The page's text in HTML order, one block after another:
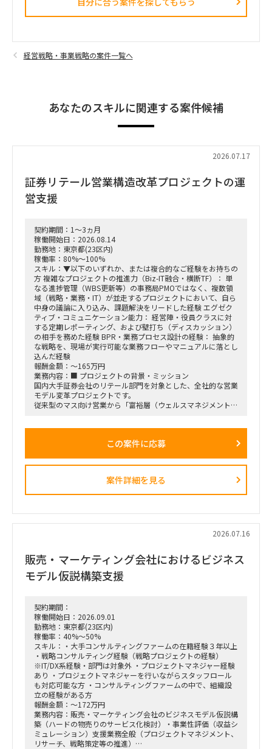
経営戦略・事業戦略の案件一覧へ
あなたのスキルに関連する案件候補
2026.07.17
証券リテール営業構造改革プロジェクトの運
営支援
契約期間：1～3ヵ月
稼働開始日：2026.08.14
勤務地：東京都(23区内)
稼働率：80%～100%
スキル：▼以下のいずれか、または複合的なご経験をお持ちの
方 複雑なプロジェクトの推進力（Biz-IT融合・横断TF）： 単
なる進捗管理（WBS更新等）の事務局PMOではなく、複数領
域（戦略・業務・IT）が並走するプロジェクトにおいて、自ら
中身の議論に入り込み、課題解決をリードした経験 エグゼク
ティブ・コミュニケーション能力： 経営陣・役員クラスに対
する定期レポーティング、および壁打ち（ディスカッション）
の相手を務めた経験 BPR・業務プロセス設計の経験： 抽象的
な戦略を、現場が実行可能な業務フローやマニュアルに落とし
込んだ経験
報酬金額：～165万円
業務内容：■ プロジェクトの背景・ミッション
国内大手証券会社のリテール部門を対象とした、全社的な営業
モデル変革プロジェクトです。
従来型のマス向け営業から「富裕層（ウェルスマネジメント）
戦略ファームが描いた絵に留まらず、組織再編、営業プロセス
動変容までを一気通貫で実現することが本プロジェクトの最大
■ 担当いただくポジション・役割
身の企画検討」
単なる進捗管理（事務局型PMO）ではなく、ビジネスと
IT（AI）の両面から中身の議論に入り込み、プロジェクトを実
■ 具体的な業務内容
富裕層向けセグメント戦略、KPI設計、新営業モデル設計など
経営・役員クラスに対する定期的なレポーティングおよび直接
のディスカッション（壁打ち）への参画。
「バディAI」「AIロープレ」「ダッシュボード」等の最先端ツ
ールの要件定義から、それを現場の営業員にどう使わせるか
（行動変容設計）までの定着化支援。
支店長やトップ営業経験を持つクライアント（証券会社側）の
コアメンバーとタッグを組み、現場のリアルな知見を取り込み
ながら実効性の高い設計を行います。
この案件に応募
案件詳細を見る
2026.07.16
販売・マーケティング会社におけるビジネス
モデル仮説構築支援
契約期間：
稼働開始日：2026.09.01
勤務地：東京都(23区内)
稼働率：40%～50%
スキル：・大手コンサルティングファームの在籍経験３年以上
・戦略コンサルティング経験（戦略プロジェクトの経験）
※IT/DX系経験・部門は対象外 ・プロジェクトマネジャー経験
あり ・プロジェクトマネジャーを行いながらスタッフロール
も対応可能な方 ・コンサルティングファームの中で、組織設
立の経験がある方
報酬金額：～172万円
業務内容：販売・マーケティング会社のビジネスモデル仮説構
築（ハードの物売りのサービス化検討）・事業性評価（収益シ
ミュレーション）支援業務全般（プロジェクトマネジメント、
リサーチ、戦略策定等の推進）